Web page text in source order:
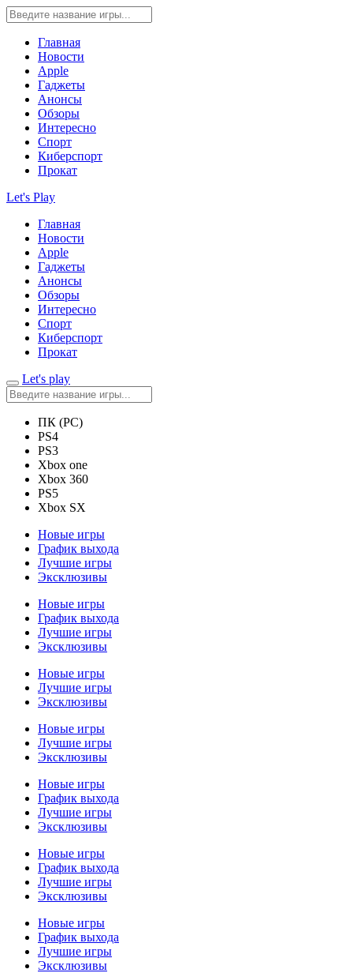
Главная
Новости
Apple
Гаджеты
Анонсы
Обзоры
Интересно
Спорт
Киберспорт
Прокат
Let's Play
Главная
Новости
Apple
Гаджеты
Анонсы
Обзоры
Интересно
Спорт
Киберспорт
Прокат
Let's play
ПК (PC)
PS4
PS3
Xbox one
Xbox 360
PS5
Xbox SX
Новые игры
График выхода
Лучшие игры
Эксклюзивы
Новые игры
График выхода
Лучшие игры
Эксклюзивы
Новые игры
Лучшие игры
Эксклюзивы
Новые игры
Лучшие игры
Эксклюзивы
Новые игры
График выхода
Лучшие игры
Эксклюзивы
Новые игры
График выхода
Лучшие игры
Эксклюзивы
Новые игры
График выхода
Лучшие игры
Эксклюзивы